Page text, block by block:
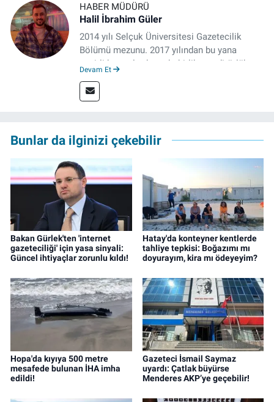
HABER MÜDÜRÜ
Halil İbrahim Güler
2014 yılı Selçuk Üniversitesi Gazetecilik
Bölümü mezunu. 2017 yılından bu yana
çeşitli kurumlarda muhabirlik ve editörlük
müdürü olarak devam ediyor.
Devam Et
Bunlar da ilginizi çekebilir
Bakan Gürlek'ten 'internet
gazeteciliği' için yasa sinyali:
Güncel ihtiyaçlar zorunlu kıldı!
Hatay'da konteyner kentlerde
tahliye tepkisi: Boğazımı mı
doyurayım, kira mı ödeyeyim?
Hopa'da kıyıya 500 metre
mesafede bulunan İHA imha
edildi!
Gazeteci İsmail Saymaz
uyardı: Çatlak büyürse
Menderes AKP’ye geçebilir!